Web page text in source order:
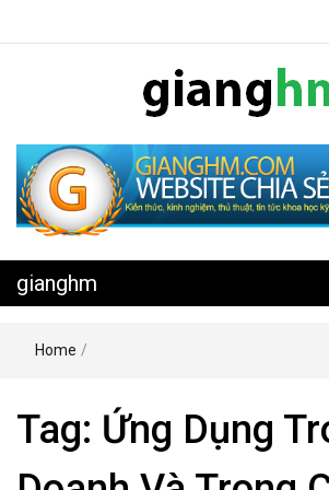
kỹ thuật miễn phí
gianghm
Home /
Tag: Ứng Dụng